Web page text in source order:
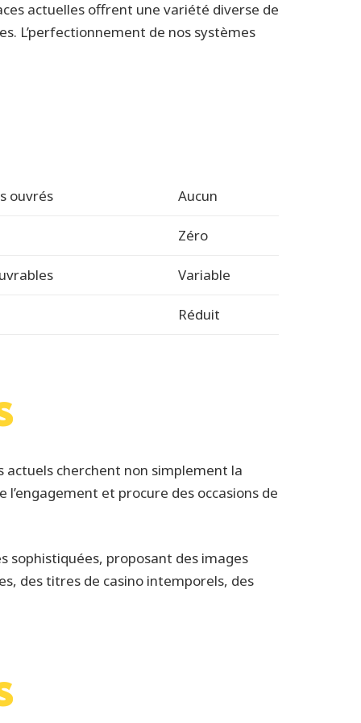
actuelles offrent une variété diverse de
L’perfectionnement de nos systèmes
ouvrés Aucun
Zéro
Variable
Réduit
actuels cherchent non simplement la
et procure des occasions de
sophistiquées, proposant des images
des titres de casino intemporels, des